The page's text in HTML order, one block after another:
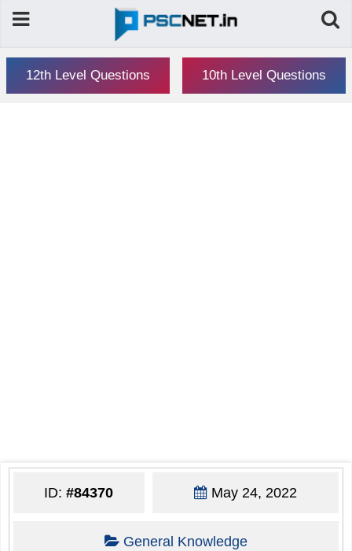
12th Level Questions 10th Level Questions
ID:#84370 May 24, 2022
General Knowledge